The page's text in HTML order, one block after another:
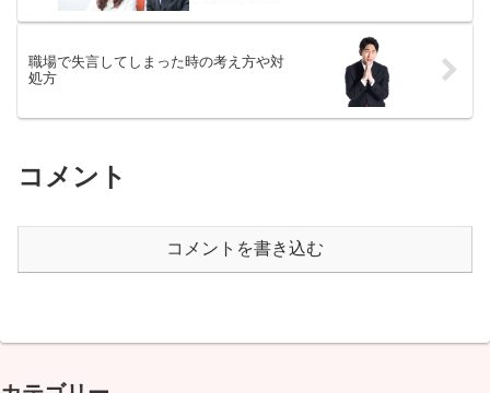
職場で失言してしまった時の考え方や対
処方
コメント
コメントを書き込む